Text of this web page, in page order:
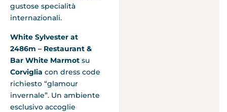
gustose specialità
internazionali.
White Sylvester at
2486m – Restaurant &
Bar White Marmot su
Corviglia con dress code
richiesto “glamour
invernale”. Un ambiente
esclusivo accoglie